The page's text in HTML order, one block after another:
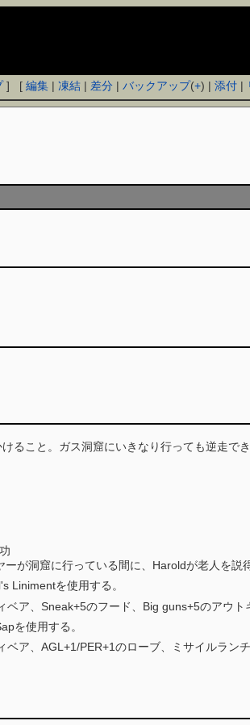
] [編集 |凍結 | 差分 |バックアップ(+) |添付 |
ること。ガス洞窟にいきなり行っても逆走でき
が洞窟に行っている間に、Haroldが老人を説
Linimentを使用する。
ア、Sneak+5のフード、Big guns+5のアウト
を使用する。
ア、AGL+1/PER+1のローブ、ミサイルランチ